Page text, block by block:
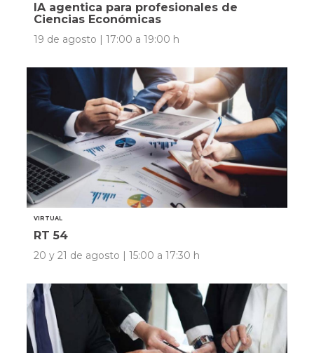
IA agentica para profesionales de
Ciencias Económicas
19 de agosto | 17:00 a 19:00 h
VIRTUAL
RT 54
20 y 21 de agosto | 15:00 a 17:30 h